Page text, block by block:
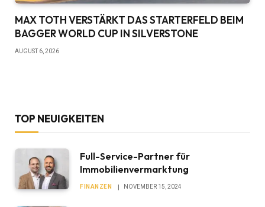
MAX TOTH VERSTÄRKT DAS STARTERFELD BEIM
BAGGER WORLD CUP IN SILVERSTONE
AUGUST 6, 2026
TOP NEUIGKEITEN
Full-Service-Partner für
Immobilienvermarktung
FINANZEN NOVEMBER 15, 2024